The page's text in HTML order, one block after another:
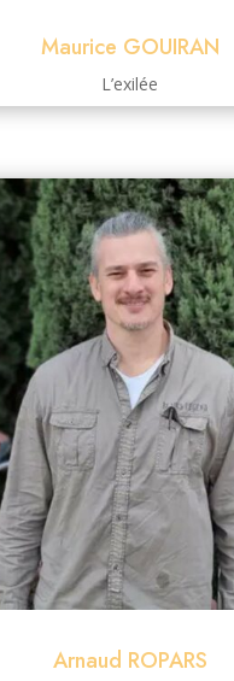
Maurice GOUIRAN
L’exilée
Arnaud ROPARS